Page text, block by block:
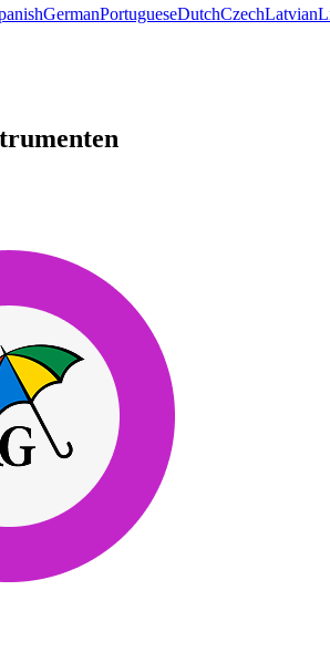
GermanPortugueseDutchCzechLatvian